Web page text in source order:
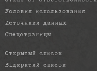
Условия использования
Источники данных
Спецстраницы
Открытый список
Відкритий список